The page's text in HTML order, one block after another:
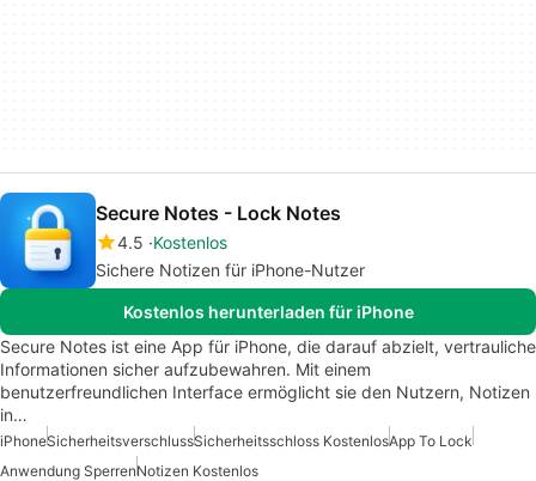
Secure Notes - Lock Notes
4.5 Kostenlos
Sichere Notizen für iPhone-Nutzer
Kostenlos herunterladen für iPhone
Secure Notes ist eine App für iPhone, die darauf abzielt, vertrauliche
Informationen sicher aufzubewahren. Mit einem
benutzerfreundlichen Interface ermöglicht sie den Nutzern, Notizen
in…
iPhoneSicherheitsverschlussSicherheitsschloss KostenlosApp To Lock
Anwendung SperrenNotizen Kostenlos